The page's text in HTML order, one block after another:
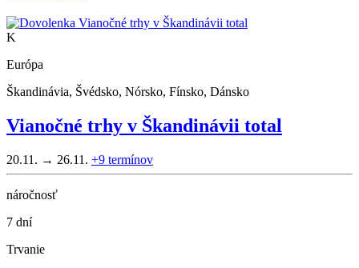
K
Európa
Škandinávia, Švédsko, Nórsko, Fínsko, Dánsko
Vianočné trhy v Škandinávii total
20.11. → 26.11. +9 termínov
náročnosť
7 dní
Trvanie